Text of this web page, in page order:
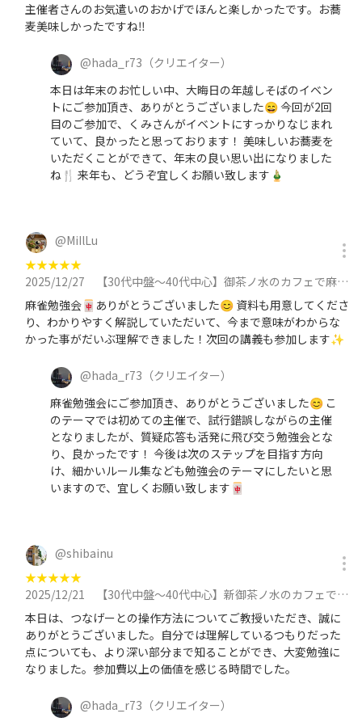
主催者さんのお気遣いのおかげでほんと楽しかったです。お蕎
麦美味しかったですね‼️
@hada_r73 （クリエイター）
本日は年末のお忙しい中、大晦日の年越しそばのイベン
トにご参加頂き、ありがとうございました😄 今回が2回
目のご参加で、くみさんがイベントにすっかりなじまれ
ていて、良かったと思っております！ 美味しいお蕎麦を
いただくことができて、年末の良い思い出になりました
ね🍴 来年も、どうぞ宜しくお願い致します🎍
@MiIlLu
★★★★★
2025/12/27
【30代中盤〜40代中心】御茶ノ水のカフェで麻雀勉強会 〜入門編〜に参加
麻雀勉強会🀄️ありがとうございました😊 資料も用意してくださ
り、わかりやすく解説していただいて、今まで意味がわからな
かった事がだいぶ理解できました！次回の講義も参加します✨
@hada_r73 （クリエイター）
麻雀勉強会にご参加頂き、ありがとうございました😊 こ
のテーマでは初めての主催で、試行錯誤しながらの主催
となりましたが、質疑応答も活発に飛び交う勉強会とな
り、良かったです！ 今後は次のステップを目指す方向
け、細かいルール集なども勉強会のテーマにしたいと思
いますので、宜しくお願い致します🀄
@shibainu
★★★★★
2025/12/21
【30代中盤〜40代中心】新御茶ノ水のカフェで勉強会 ★つなげーとの操作・システム・料金体系などを徹底解説！に参加
本日は、つなげーとの操作方法についてご教授いただき、誠に
ありがとうございました。自分では理解しているつもりだった
点についても、より深い部分まで知ることができ、大変勉強に
なりました。参加費以上の価値を感じる時間でした。
@hada_r73 （クリエイター）